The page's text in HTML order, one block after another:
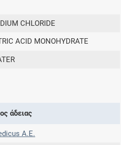
CHLORIDE
ACID MONOHYDRATE
άδειας
A.E.